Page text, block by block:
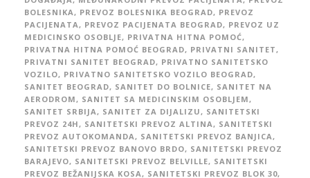
BOLESNIKA, PREVOZ BOLESNIKA BEOGRAD, PREVOZ
PACIJENATA, PREVOZ PACIJENATA BEOGRAD, PREVOZ UZ
MEDICINSKO OSOBLJE, PRIVATNA HITNA POMOĆ,
PRIVATNA HITNA POMOĆ BEOGRAD, PRIVATNI SANITET,
PRIVATNI SANITET BEOGRAD, PRIVATNO SANITETSKO
VOZILO, PRIVATNO SANITETSKO VOZILO BEOGRAD,
SANITET BEOGRAD, SANITET DO BOLNICE, SANITET NA
AERODROM, SANITET SA MEDICINSKIM OSOBLJEM,
SANITET SRBIJA, SANITET ZA DIJALIZU, SANITETSKI
PREVOZ 24H, SANITETSKI PREVOZ ALTINA, SANITETSKI
PREVOZ AUTOKOMANDA, SANITETSKI PREVOZ BANJICA,
SANITETSKI PREVOZ BANOVO BRDO, SANITETSKI PREVOZ
BARAJEVO, SANITETSKI PREVOZ BELVILLE, SANITETSKI
PREVOZ BEŽANIJSKA KOSA, SANITETSKI PREVOZ BLOK 30,